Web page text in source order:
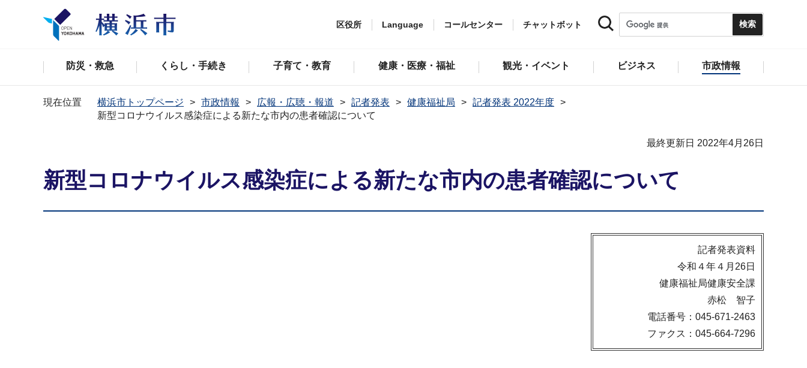
区役所 Language コールセンター チャットボット
防災・救急 くらし・手続き 子育て・教育 健康・医療・福祉 観光・イベント ビジネス 市政情報
現在位置 横浜市トップページ 市政情報 広報・広聴・報道 記者発表 健康福祉局
記者発表 2022年度
新型コロナウイルス感染症による新たな市内の患者確認について
最終更新日 2022年4月26日
新型コロナウイルス感染症による新たな市内の患者確認について
記者発表資料
令和４年４月26日
健康福祉局健康安全課
赤松 智子
電話番号：045-671-2463
ファクス：045-664-7296